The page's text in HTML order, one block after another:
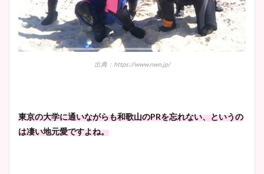
池谷実悠アナのメガネ画像が
かわいい！カップや水着姿も
出典：https://www.nwn.jp/
東京の大学に通いながらも和歌山のPRを忘れない、というの
は凄い地元愛ですよね。